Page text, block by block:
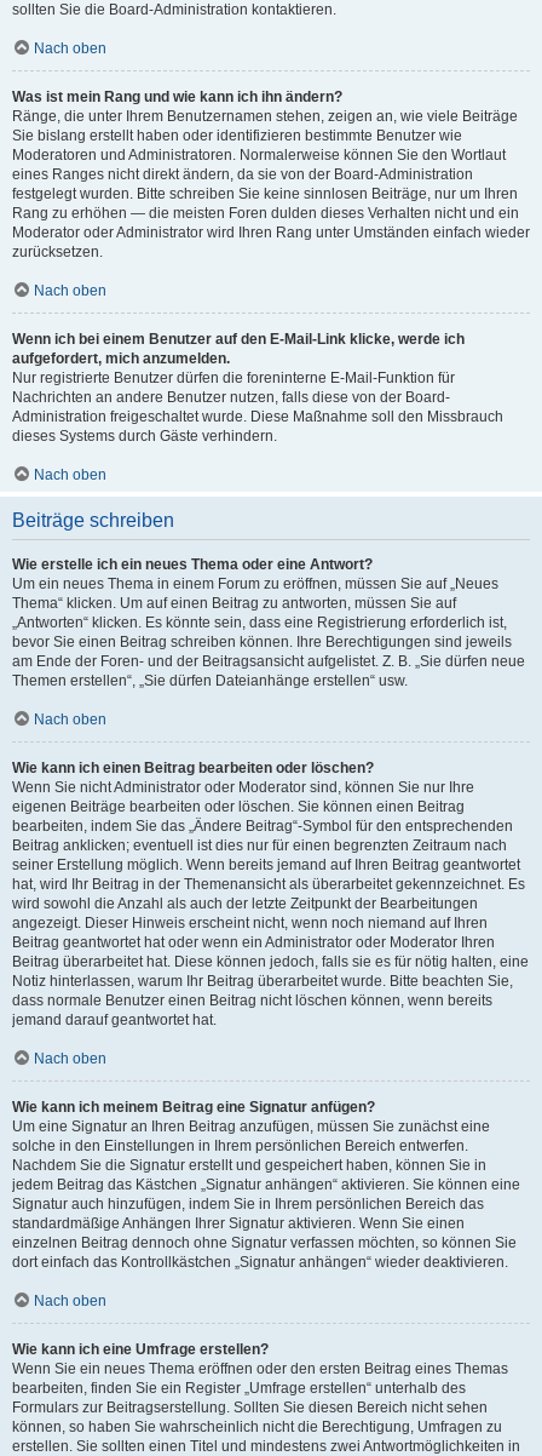
sollten Sie die Board-Administration kontaktieren.
Nach oben
Was ist mein Rang und wie kann ich ihn ändern?
Ränge, die unter Ihrem Benutzernamen stehen, zeigen an, wie viele Beiträge
Sie bislang erstellt haben oder identifizieren bestimmte Benutzer wie
Moderatoren und Administratoren. Normalerweise können Sie den Wortlaut
eines Ranges nicht direkt ändern, da sie von der Board-Administration
festgelegt wurden. Bitte schreiben Sie keine sinnlosen Beiträge, nur um Ihren
Rang zu erhöhen — die meisten Foren dulden dieses Verhalten nicht und ein
Moderator oder Administrator wird Ihren Rang unter Umständen einfach wieder
zurücksetzen.
Nach oben
Wenn ich bei einem Benutzer auf den E-Mail-Link klicke, werde ich
aufgefordert, mich anzumelden.
Nur registrierte Benutzer dürfen die foreninterne E-Mail-Funktion für
Nachrichten an andere Benutzer nutzen, falls diese von der Board-
Administration freigeschaltet wurde. Diese Maßnahme soll den Missbrauch
dieses Systems durch Gäste verhindern.
Nach oben
Beiträge schreiben
Wie erstelle ich ein neues Thema oder eine Antwort?
Um ein neues Thema in einem Forum zu eröffnen, müssen Sie auf „Neues
Thema“ klicken. Um auf einen Beitrag zu antworten, müssen Sie auf
„Antworten“ klicken. Es könnte sein, dass eine Registrierung erforderlich ist,
bevor Sie einen Beitrag schreiben können. Ihre Berechtigungen sind jeweils
am Ende der Foren- und der Beitragsansicht aufgelistet. Z. B. „Sie dürfen neue
Themen erstellen“, „Sie dürfen Dateianhänge erstellen“ usw.
Nach oben
Wie kann ich einen Beitrag bearbeiten oder löschen?
Wenn Sie nicht Administrator oder Moderator sind, können Sie nur Ihre
eigenen Beiträge bearbeiten oder löschen. Sie können einen Beitrag
bearbeiten, indem Sie das „Ändere Beitrag“-Symbol für den entsprechenden
Beitrag anklicken; eventuell ist dies nur für einen begrenzten Zeitraum nach
seiner Erstellung möglich. Wenn bereits jemand auf Ihren Beitrag geantwortet
hat, wird Ihr Beitrag in der Themenansicht als überarbeitet gekennzeichnet. Es
wird sowohl die Anzahl als auch der letzte Zeitpunkt der Bearbeitungen
angezeigt. Dieser Hinweis erscheint nicht, wenn noch niemand auf Ihren
Beitrag geantwortet hat oder wenn ein Administrator oder Moderator Ihren
Beitrag überarbeitet hat. Diese können jedoch, falls sie es für nötig halten, eine
Notiz hinterlassen, warum Ihr Beitrag überarbeitet wurde. Bitte beachten Sie,
dass normale Benutzer einen Beitrag nicht löschen können, wenn bereits
jemand darauf geantwortet hat.
Nach oben
Wie kann ich meinem Beitrag eine Signatur anfügen?
Um eine Signatur an Ihren Beitrag anzufügen, müssen Sie zunächst eine
solche in den Einstellungen in Ihrem persönlichen Bereich entwerfen.
Nachdem Sie die Signatur erstellt und gespeichert haben, können Sie in
jedem Beitrag das Kästchen „Signatur anhängen“ aktivieren. Sie können eine
Signatur auch hinzufügen, indem Sie in Ihrem persönlichen Bereich das
standardmäßige Anhängen Ihrer Signatur aktivieren. Wenn Sie einen
einzelnen Beitrag dennoch ohne Signatur verfassen möchten, so können Sie
dort einfach das Kontrollkästchen „Signatur anhängen“ wieder deaktivieren.
Nach oben
Wie kann ich eine Umfrage erstellen?
Wenn Sie ein neues Thema eröffnen oder den ersten Beitrag eines Themas
bearbeiten, finden Sie ein Register „Umfrage erstellen“ unterhalb des
Formulars zur Beitragserstellung. Sollten Sie diesen Bereich nicht sehen
können, so haben Sie wahrscheinlich nicht die Berechtigung, Umfragen zu
erstellen. Sie sollten einen Titel und mindestens zwei Antwortmöglichkeiten in